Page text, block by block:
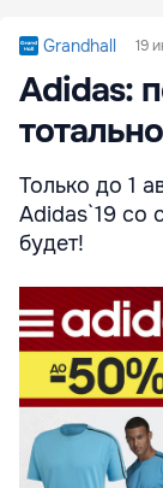
Grandhall 19
Adidas:
Только до 1
Adidas`19 со
будет!